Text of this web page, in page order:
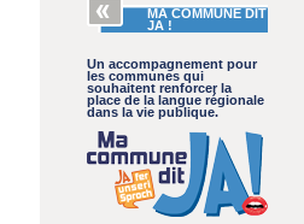
MA COMMUNE DIT
JA !
Un accompagnement pour
les communes qui
souhaitent renforcer la
place de la langue régionale
dans la vie publique.